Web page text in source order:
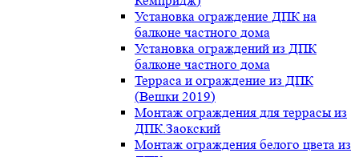
Установка ограждение ДПК на
балконе частного дома
Установка ограждений из ДПК
балконе частного дома
Терраса и ограждение из ДПК
(Вешки 2019)
Монтаж ограждения для террасы из
ДПК.Заокский
Монтаж ограждения белого цвета из